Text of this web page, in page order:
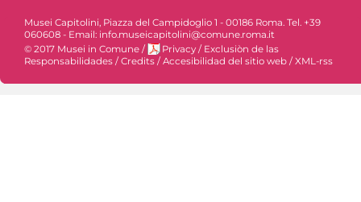
Musei Capitolini, Piazza del Campidoglio 1 - 00186 Roma. Tel. +39
060608 - Email: info.museicapitolini@comune.roma.it
© 2017 Musei in Comune / Privacy / Exclusiòn de las
Responsabilidades / Credits / Accesibilidad del sitio web / XML-rss